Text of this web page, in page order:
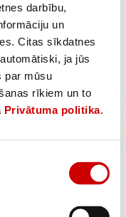
darbību,
un
Citas sīkdatnes
ja jūs
par mūsu
rīkiem un to
Privātuma politika.